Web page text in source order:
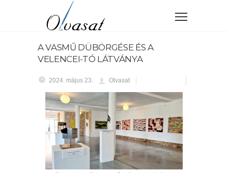
A VASMŰ DÜBÖRGÉSE ÉS A
VELENCEI-TÓ LÁTVÁNYA
2024. május 23. Olvasat